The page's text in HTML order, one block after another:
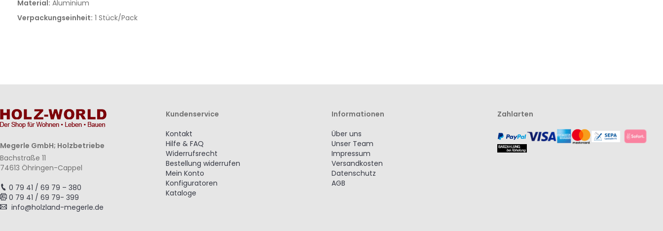
Material: Aluminium
Verpackungseinheit: 1 Stück/Pack
Megerle GmbH; Holzbetriebe
Bachstraße 11
74613 Öhringen-Cappel
0 79 41 / 69 79 – 380
0 79 41 / 69 79- 399
info@holzland-megerle.de
Kundenservice
Kontakt
Hilfe & FAQ
Widerrufsrecht
Bestellung widerrufen
Mein Konto
Konfiguratoren
Kataloge
Informationen
Über uns
Unser Team
Impressum
Versandkosten
Datenschutz
AGB
Zahlarten